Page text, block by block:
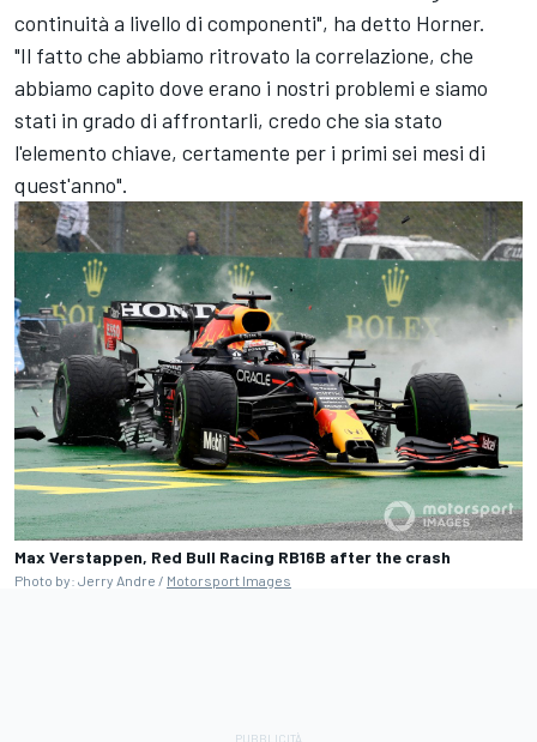
continuità a livello di componenti", ha detto Horner.
"Il fatto che abbiamo ritrovato la correlazione, che
abbiamo capito dove erano i nostri problemi e siamo
stati in grado di affrontarli, credo che sia stato
l'elemento chiave, certamente per i primi sei mesi di
quest'anno".
Max Verstappen, Red Bull Racing RB16B after the crash
Photo by: Jerry Andre / Motorsport Images